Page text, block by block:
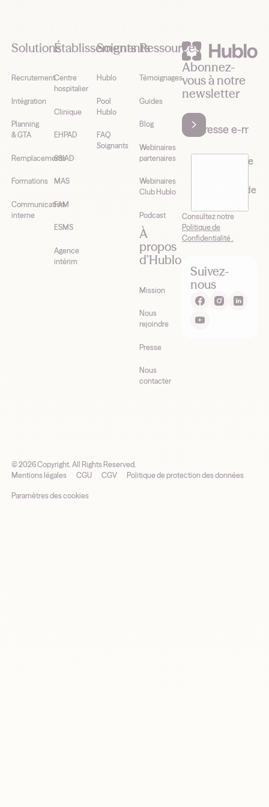
Solutions
Recrutement
Intégration
Planning
& GTA
Remplacements
Formations
Communication
interne
Établissements
Centre
hospitalier
Clinique
EHPAD
SSIAD
MAS
FAM
ESMS
Agence
intérim
Soignants
Hublo
Pool
Hublo
FAQ
Soignants
Ressources
Témoignages
Guides
Blog
Webinaires
partenaires
Webinaires
Club Hublo
Podcast
À
propos
d’Hublo
Mission
Nous
rejoindre
Presse
Nous
contacter
Abonnez-
vous à notre
newsletter
J’accepte de
newsletter de
Consultez notre
Politique de
Confidentialité .
Suivez-
nous
©2026Copyright. All Rights Reserved.
Mentions légales
CGU CGV Politique de protection des données
Paramètres des cookies